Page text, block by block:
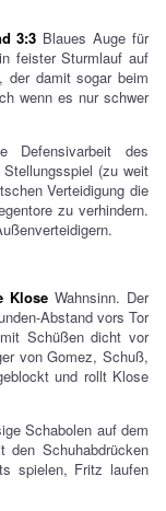
3:3 Blaues Auge für
feister Sturmlauf auf
der damit sogar beim
wenn es nur schwer
Defensivarbeit des
(zu weit
Verteidigung die
zu verhindern.
Klose Wahnsinn. Der
Abstand vors Tor
Schüßen dicht vor
von Gomez, Schuß,
und rollt Klose
Schabolen auf dem
Schuhabdrücken
spielen, Fritz laufen